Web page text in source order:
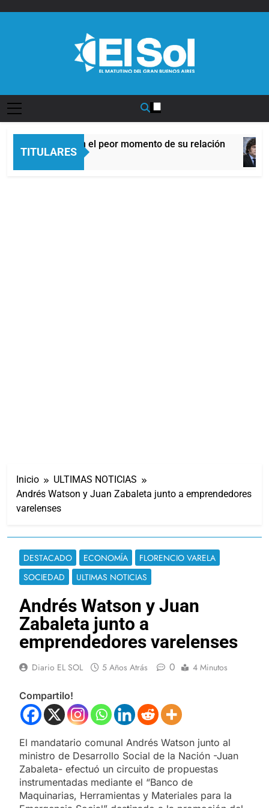
TITULARES
y Brasil, en el peor momento de su relación
Atrás
Inicio
ULTIMAS NOTICIAS
Andrés Watson y Juan Zabaleta junto a emprendedores
varelenses
DESTACADO ECONOMÍA
FLORENCIO VARELA
SOCIEDAD
ULTIMAS NOTICIAS
Andrés Watson y Juan
Zabaleta junto a
emprendedores varelenses
Diario EL SOL 5 Años Atrás 0 4 Minutos
Compartilo!
El mandatario comunal Andrés Watson junto al
ministro de Desarrollo Social de la Nación -Juan
Zabaleta- efectuó un circuito de propuestas
instrumentadas mediante el “Banco de
Maquinarias, Herramientas y Materiales para la